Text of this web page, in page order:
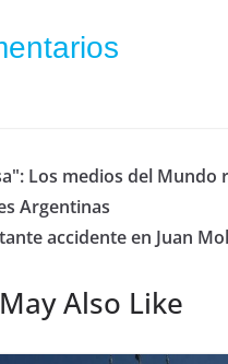
Los medios del Mundo
Argentinas
accidente en Juan
Also Like